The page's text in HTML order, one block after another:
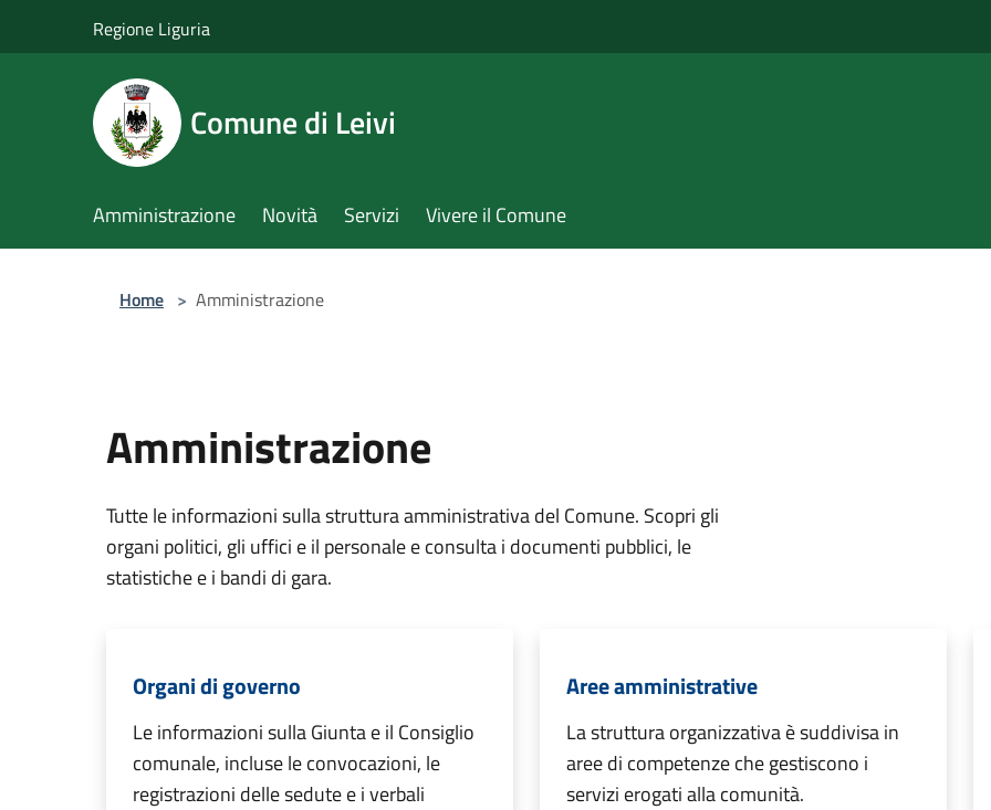
Regione Liguria
Comune di Leivi
Amministrazione Novità Servizi Vivere il Comune
Home > Amministrazione
Amministrazione
Tutte le informazioni sulla struttura amministrativa del Comune. Scopri gli
organi politici, gli uffici e il personale e consulta i documenti pubblici, le
statistiche e i bandi di gara.
Organi di governo
Le informazioni sulla Giunta e il Consiglio
comunale, incluse le convocazioni, le
registrazioni delle sedute e i verbali
Aree amministrative
La struttura organizzativa è suddivisa in
aree di competenze che gestiscono i
servizi erogati alla comunità.